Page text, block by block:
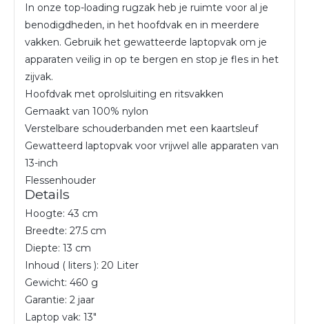
In onze top-loading rugzak heb je ruimte voor al je
benodigdheden, in het hoofdvak en in meerdere
vakken. Gebruik het gewatteerde laptopvak om je
apparaten veilig in op te bergen en stop je fles in het
zijvak.
Hoofdvak met oprolsluiting en ritsvakken
Gemaakt van 100% nylon
Verstelbare schouderbanden met een kaartsleuf
Gewatteerd laptopvak voor vrijwel alle apparaten van
13-inch
Flessenhouder
Details
Hoogte: 43 cm
Breedte: 27.5 cm
Diepte: 13 cm
Inhoud ( liters ): 20 Liter
Gewicht: 460 g
Garantie: 2 jaar
Laptop vak: 13″